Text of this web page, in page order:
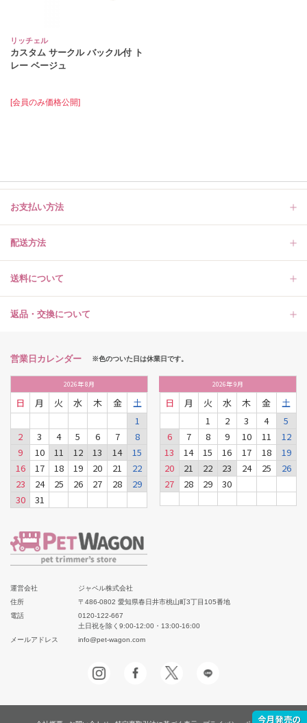
リッチェル
カスタム サークル バックル付 ト
レー ベージュ
[会員のみ価格公開]
お支払い方法
配送方法
送料について
返品・交換について
営業日カレンダー ※色のついた日は休業日です。
2026年8月
日 月 火 水 木 金
土
1
2
3 4 5 6 7
8
9
10 11 12 13 14
15
16
17 18 19 20 21
22
23
24 25 26 27 28
29
30
31
2026年9月
日 月 火 水 木 金
土
1
2 3 4
5
6
7 8 9 10 11
12
13
14 15 16 17 18
19
20
21 22 23 24 25
26
27
28 29 30
運営会社
ジャペル株式会社
住所
〒486-0802 愛知県春日井市桃山町3丁目105番地
電話
0120-122-667
土日祝を除く9:00-12:00・13:00-16:00
メールアドレス
info@pet-wagon.com